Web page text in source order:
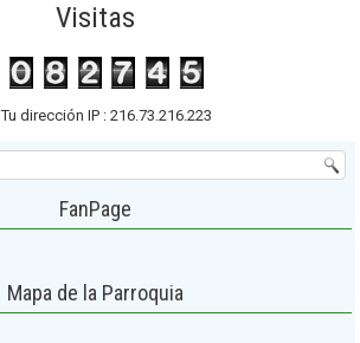
Visitas
Tu dirección IP : 216.73.216.223
FanPage
Mapa de la Parroquia